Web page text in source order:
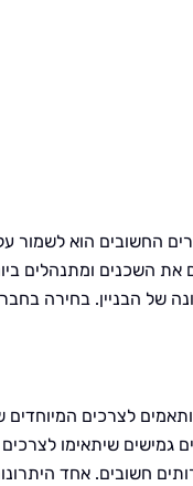
החשובים הוא לשמור
השכנים ומתנהלים
של הבניין. בחירה
לצרכים
גמישים שיתאימו
חשובים. אחד